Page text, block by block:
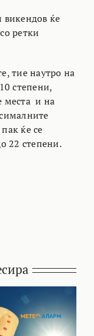
викендов ќе
ретки
тие наутро на
степени,
места и на
ќе се
22 степени.